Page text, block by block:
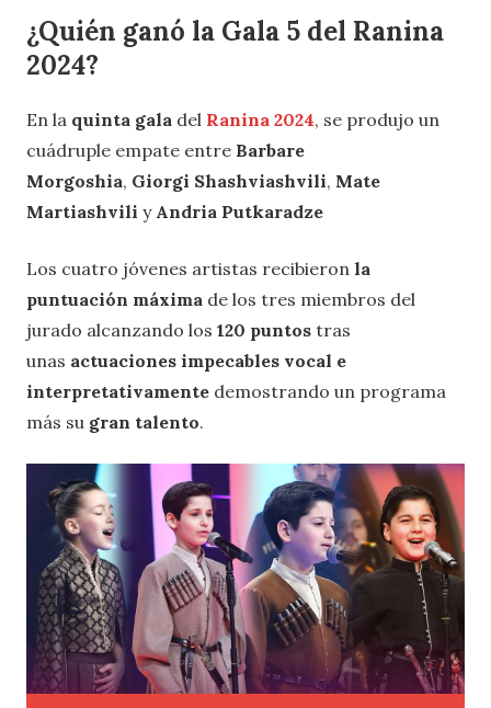
¿Quién ganó la Gala 5 del Ranina
2024?
En la quinta gala del Ranina 2024, se produjo un
cuádruple empate entre Barbare
Morgoshia, Giorgi Shashviashvili, Mate
Martiashvili y Andria Putkaradze
Los cuatro jóvenes artistas recibieron la
puntuación máxima de los tres miembros del
jurado alcanzando los 120 puntos tras
unas actuaciones impecables vocal e
interpretativamente demostrando un programa
más su gran talento.